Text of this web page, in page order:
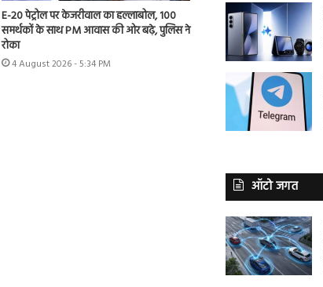
E-20 पेट्रोल पर केजरीवाल का हल्लाबोल, 100
समर्थकों के साथ PM आवास की ओर बढ़े, पुलिस ने
रोका
4 August 2026 - 5:34 PM
ऑटो जगत